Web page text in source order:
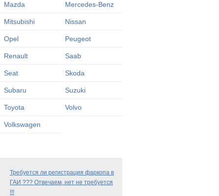
Mazda Mercedes-Benz
Mitsubishi Nissan
Opel Peugeot
Renault Saab
Seat Skoda
Subaru Suzuki
Toyota Volvo
Volkswagen
Требуется ли регистрация фаркопа в
ГАИ ??? Отвечаем, нет не требуется
!!!